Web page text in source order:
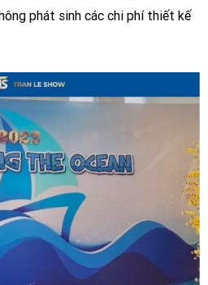
phát sinh các chi phí thiết kế